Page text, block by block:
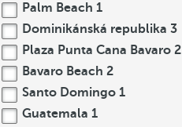
Palm Beach 1
Dominikánská republika 3
Plaza Punta Cana Bavaro 2
Bavaro Beach 2
Santo Domingo 1
Guatemala 1